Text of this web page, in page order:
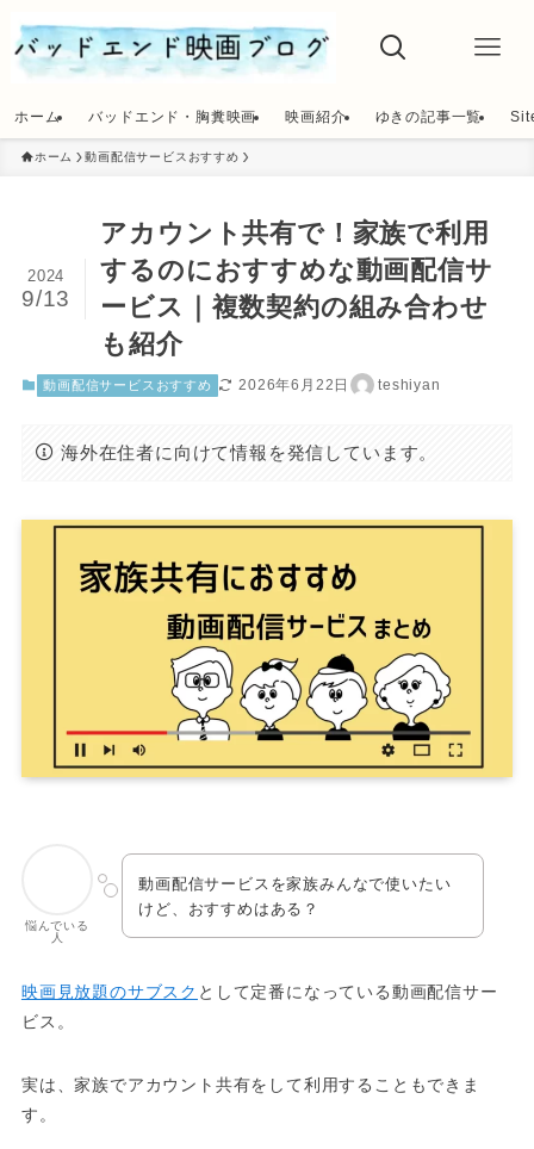
ホーム バッドエンド・胸糞映画 映画紹介 ゆきの記事一覧
ホーム 動画配信サービスおすすめ
アカウント共有で！家族で利用
するのにおすすめな動画配信サ
ービス｜複数契約の組み合わせ
も紹介
2024
9/13
動画配信サービスおすすめ 2026年6月22日 teshiyan
海外在住者に向けて情報を発信しています。
悩んでいる
人
動画配信サービスを家族みんなで使いたい
けど、おすすめはある？
映画見放題のサブスク として定番になっている動画配信サー
ビス。
実は、家族でアカウント共有をして利用することもできま
す。